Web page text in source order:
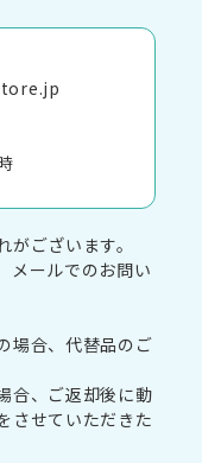
ございます。
メールでのお問い
場合、代替品のご
合、ご返却後に動
させていただきた